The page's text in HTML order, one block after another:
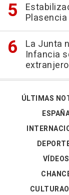
La Junta
Infancia
ÚLTIMAS
VÍDEOS